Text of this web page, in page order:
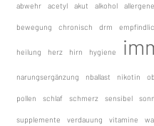
abwehr acetyl akut alkohol allergene
bewegung chronisch drm
heilung herz hirn hygiene
narungsergänzung nballast nikotin
pollen schlaf schmerz sensibel
supplemente verdauung vitamine